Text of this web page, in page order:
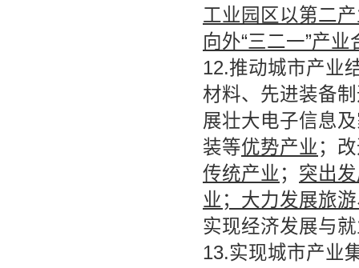
工业园区以第二
向外“三二一”产
12.推动城市产业
材料、先进装备
展壮大电子信息
装等优势产业 ；
传统产业 ； 突出
业；大力发展旅
实现经济发展与
13.实现城市产业